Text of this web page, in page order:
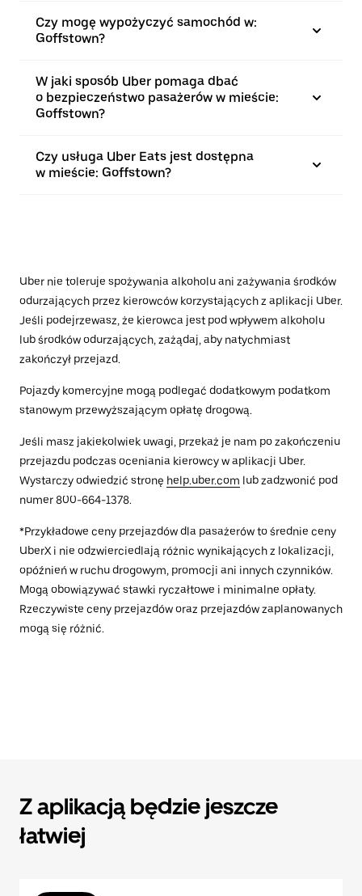
Czy mogę wypożyczyć samochód w:
Goffstown?
W jaki sposób Uber pomaga dbać
o bezpieczeństwo pasażerów w mieście:
Goffstown?
Czy usługa Uber Eats jest dostępna
w mieście: Goffstown?
Uber nie toleruje spożywania alkoholu ani zażywania środków
odurzających przez kierowców korzystających z aplikacji Uber.
Jeśli podejrzewasz, że kierowca jest pod wpływem alkoholu
lub środków odurzających, zażądaj, aby natychmiast
zakończył przejazd.
Pojazdy komercyjne mogą podlegać dodatkowym podatkom
stanowym przewyższającym opłatę drogową.
Jeśli masz jakiekolwiek uwagi, przekaż je nam po zakończeniu
przejazdu podczas oceniania kierowcy w aplikacji Uber.
Wystarczy odwiedzić stronę help.uber.com lub zadzwonić pod
numer 800-664-1378.
*Przykładowe ceny przejazdów dla pasażerów to średnie ceny
UberX i nie odzwierciedlają różnic wynikających z lokalizacji,
opóźnień w ruchu drogowym, promocji ani innych czynników.
Mogą obowiązywać stawki ryczałtowe i minimalne opłaty.
Rzeczywiste ceny przejazdów oraz przejazdów zaplanowanych
mogą się różnić.
Z aplikacją będzie jeszcze
łatwiej